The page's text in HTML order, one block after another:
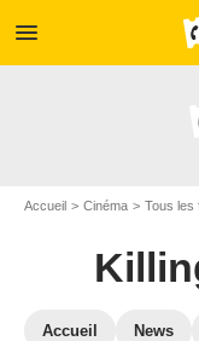
menu
Accueil Cinéma Tous les
Accueil News